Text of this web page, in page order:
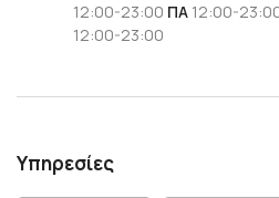
12:00-23:00 ΠΑ 12:00-
12:00-23:00
Υπηρεσίες